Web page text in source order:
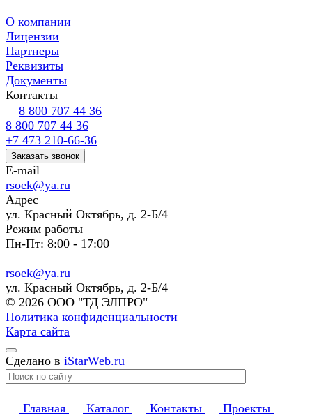
О компании
Лицензии
Партнеры
Реквизиты
Документы
Контакты
8 800 707 44 36
8 800 707 44 36
+7 473 210-66-36
Заказать звонок
E-mail
rsoek@ya.ru
Адрес
ул. Красный Октябрь, д. 2-Б/4
Режим работы
Пн-Пт: 8:00 - 17:00
rsoek@ya.ru
ул. Красный Октябрь, д. 2-Б/4
© 2026 ООО "ТД ЭЛПРО"
Политика конфиденциальности
Карта сайта
Сделано в iStarWeb.ru
Главная Каталог Контакты
Проекты